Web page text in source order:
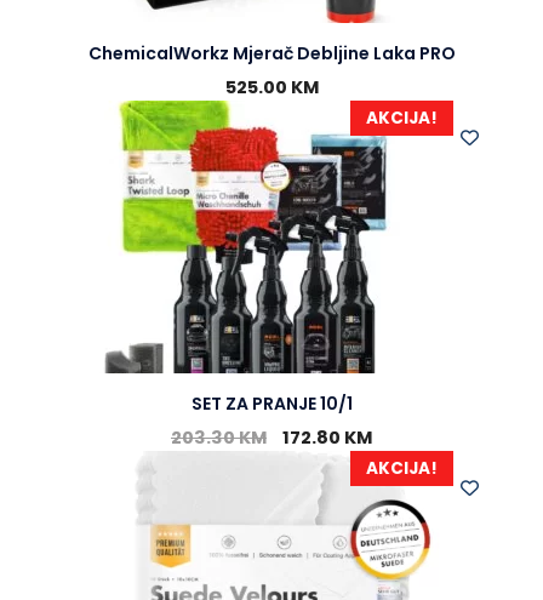
ChemicalWorkz Mjerač Debljine Laka PRO
525.00 KM
AKCIJA!
SET ZA PRANJE 10/1
203.30KM 172.80 KM
AKCIJA!